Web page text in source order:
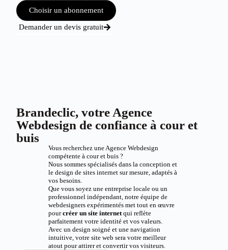
Choisir un abonnement
Demander un devis gratuit
Brandeclic, votre Agence
Webdesign de confiance à cour et
buis
Vous recherchez une Agence Webdesign
compétente à cour et buis ?
Nous sommes spécialisés dans la conception et
le design de sites internet sur mesure, adaptés à
vos besoins.
Que vous soyez une entreprise locale ou un
professionnel indépendant, notre équipe de
webdesigners expérimentés met tout en œuvre
pourcréer un site internetqui reflète
parfaitement votre identité et vos valeurs.
Avec un design soigné et une navigation
intuitive, votre site web sera votre meilleur
atout pour attirer et convertir vos visiteurs.